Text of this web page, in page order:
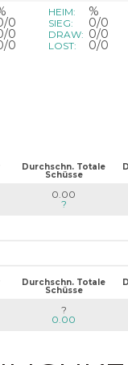
0
0
0
HEIM: %
SIEG: 0/0
DRAW: 0/0
LOST: 0/0
Durchschn. Totale
Schüsse
0.00
?
Durchschn. Totale
Schüsse
?
0.00